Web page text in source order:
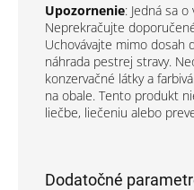
Upozornenie: Jedná sa o
Neprekračujte
Uchovávajte mimo dosah
náhrada pestrej stravy.
konzervačné látky a
na obale. Tento produkt
liečbe, liečeniu alebo
Dodatočné